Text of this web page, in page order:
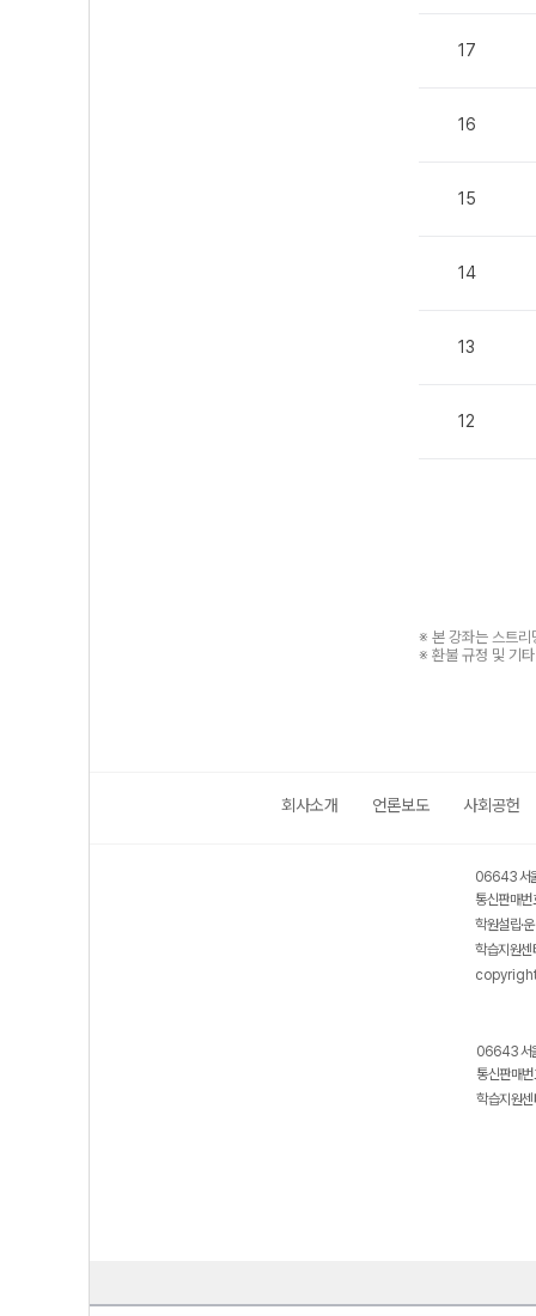
17
16
15
14
13
12
※ 본 강좌는 스트리
※ 환불 규정 및 기
회사소개 언론보도 사회공헌
06643 서
통신판매
학원설립·
학습지원
06643 서
통신판매
학습지원